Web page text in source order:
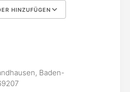
HINZUFÜGEN
Baden-